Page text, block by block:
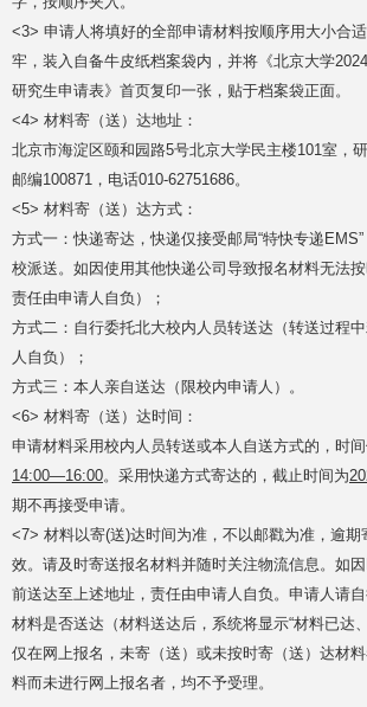
<3> 申请人将填好的全部申请材料按顺序用大小合
牢，装入自备牛皮纸档案袋内，并将《北京大学
研究生申请表》首页复印一张，贴于档案袋正面。
<4> 材料寄（送）达地址：
北京市海淀区颐和园路5号北京大学民主楼101室，
邮编100871，电话010-62751686。
<5> 材料寄（送）达方式：
方式一：快递寄达，快递仅接受邮局“特快专递
校派送。如因使用其他快递公司导致报名材料无法
责任由申请人自负）；
方式二：自行委托北大校内人员转送达（转送过程
人自负）；
方式三：本人亲自送达（限校内申请人）。
<6> 材料寄（送）达时间：
申请材料采用校内人员转送或本人自送方式的，时
14:00—16:00。采用快递方式寄达的，截止时间为
期不再接受申请。
<7> 材料以寄(送)达时间为准，不以邮戳为准，逾期
效。请及时寄送报名材料并随时关注物流信息。如
前送达至上述地址，责任由申请人自负。申请人请
材料是否送达（材料送达后，系统将显示“材料已达
仅在网上报名，未寄（送）或未按时寄（送）达材
料而未进行网上报名者，均不予受理。